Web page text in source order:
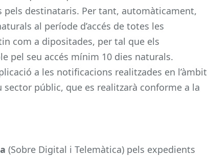
destinataris. Per tant, automàticament,
al període d’accés de totes les
com a dipositades, per tal que els
pel seu accés mínim 10 dies naturals.
a les notificacions realitzades en l’àmbit
públic, que es realitzarà conforme a la
(Sobre Digital i Telemàtica) pels expedients